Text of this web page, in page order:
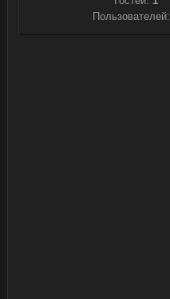
Пользователей: